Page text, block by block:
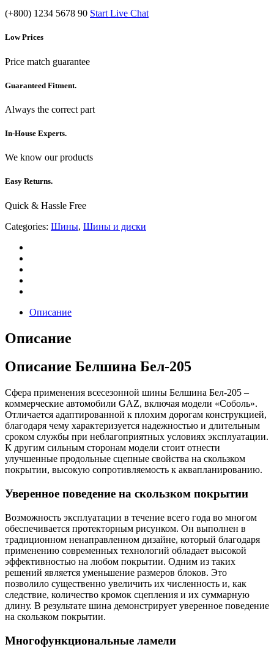
(+800) 1234 5678 90 Start Live Chat
Low Prices
Price match guarantee
Guaranteed Fitment.
Always the correct part
In-House Experts.
We know our products
Easy Returns.
Quick & Hassle Free
Categories: Шины, Шины и диски
Описание
Описание
Описание Белшина Бел-205
Сфера применения всесезонной шины Белшина Бел-205 –
коммерческие автомобили GAZ, включая модели «Соболь».
Отличается адаптированной к плохим дорогам конструкцией,
благодаря чему характеризуется надежностью и длительным
сроком службы при неблагоприятных условиях эксплуатации.
К другим сильным сторонам модели стоит отнести
улучшенные продольные сцепные свойства на скользком
покрытии, высокую сопротивляемость к аквапланированию.
Уверенное поведение на скользком покрытии
Возможность эксплуатации в течение всего года во многом
обеспечивается протекторным рисунком. Он выполнен в
традиционном ненаправленном дизайне, который благодаря
применению современных технологий обладает высокой
эффективностью на любом покрытии. Одним из таких
решений является уменьшение размеров блоков. Это
позволило существенно увеличить их численность и, как
следствие, количество кромок сцепления и их суммарную
длину. В результате шина демонстрирует уверенное поведение
на скользком покрытии.
Многофункциональные ламели